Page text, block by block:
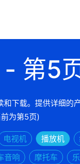
第5
下载。提供详细的
为第5页)
电视机 播放机
音响 摩托车